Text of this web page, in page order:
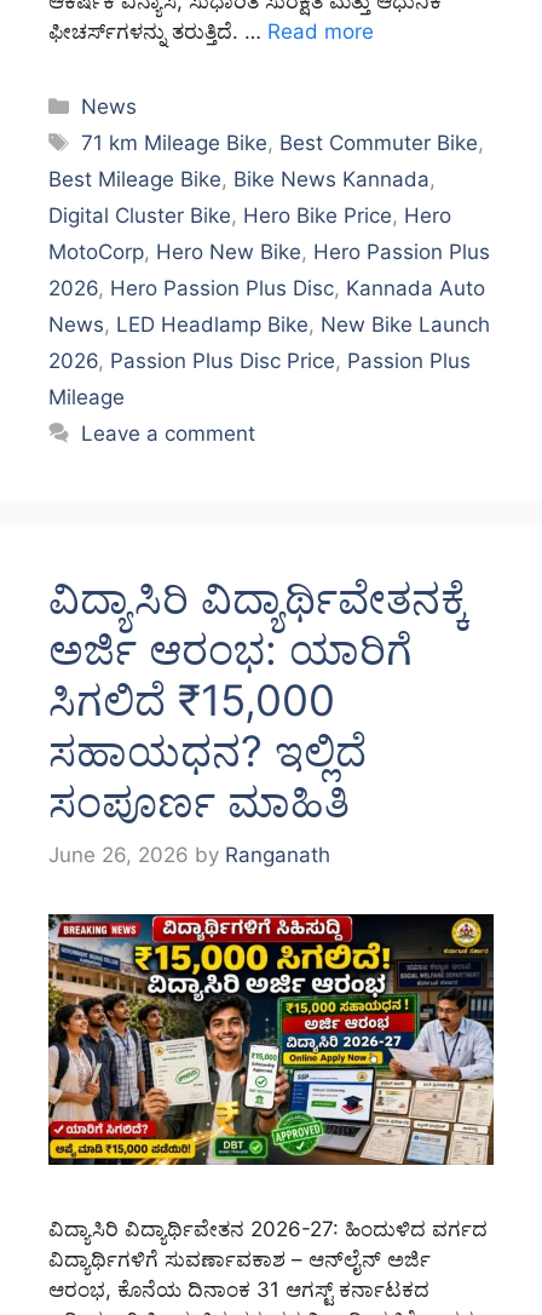
ಫೀಚರ್ಸ್‌ಗಳನ್ನು ತರುತ್ತಿದೆ. … Read more
Categories
News
Tags
71 km Mileage Bike, Best Commuter Bike,
Best Mileage Bike, Bike News Kannada,
Digital Cluster Bike, Hero Bike Price, Hero
MotoCorp, Hero New Bike, Hero Passion Plus
2026, Hero Passion Plus Disc, Kannada Auto
News, LED Headlamp Bike, New Bike Launch
2026, Passion Plus Disc Price, Passion Plus
Mileage
Leave a comment
ವಿದ್ಯಾಸಿರಿ ವಿದ್ಯಾರ್ಥಿವೇತನಕ್ಕೆ
ಅರ್ಜಿ ಆರಂಭ: ಯಾರಿಗೆ
ಸಿಗಲಿದೆ ₹15,000
ಸಹಾಯಧನ? ಇಲ್ಲಿದೆ
ಸಂಪೂರ್ಣ ಮಾಹಿತಿ
June 26, 2026 by Ranganath
ವಿದ್ಯಾಸಿರಿ ವಿದ್ಯಾರ್ಥಿವೇತನ 2026-27: ಹಿಂದುಳಿದ ವರ್ಗದ
ವಿದ್ಯಾರ್ಥಿಗಳಿಗೆ ಸುವರ್ಣಾವಕಾಶ – ಆನ್‌ಲೈನ್ ಅರ್ಜಿ
ಆರಂಭ, ಕೊನೆಯ ದಿನಾಂಕ 31 ಆಗಸ್ಟ್ ಕರ್ನಾಟಕದ